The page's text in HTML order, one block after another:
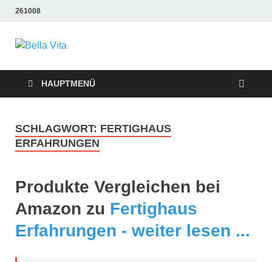
261008
Bella Vita
Wellness Fitness
Tipps
Tipps
HAUPTMENÜ
SCHLAGWORT: FERTIGHAUS
ERFAHRUNGEN
Produkte Vergleichen bei
Amazon zu Fertighaus
Erfahrungen - weiter lesen ...